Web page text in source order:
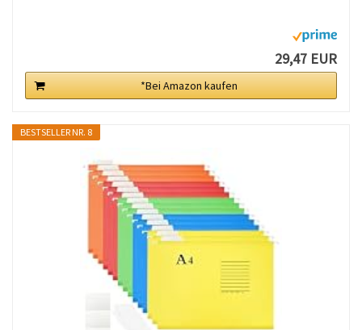
29,47 EUR
*Bei Amazon kaufen
BESTSELLER NR. 8